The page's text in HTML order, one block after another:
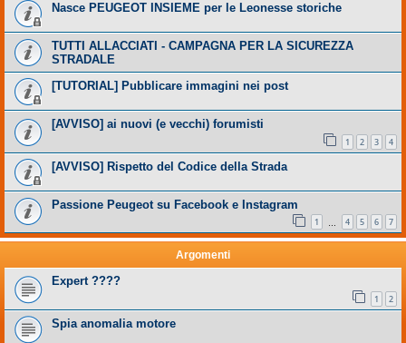
Nasce PEUGEOT INSIEME per le Leonesse storiche
TUTTI ALLACCIATI - CAMPAGNA PER LA SICUREZZA
STRADALE
[TUTORIAL] Pubblicare immagini nei post
[AVVISO] ai nuovi (e vecchi) forumisti
1 2 3 4
[AVVISO] Rispetto del Codice della Strada
Passione Peugeot su Facebook e Instagram
1 4 5 6 7
Argomenti
Expert ????
1 2
Spia anomalia motore